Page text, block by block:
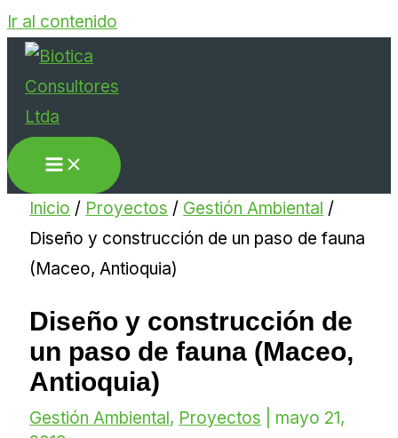
Ir al contenido
Inicio / Proyectos / Gestión Ambiental /
Diseño y construcción de un paso de fauna
(Maceo, Antioquia)
Diseño y construcción de
un paso de fauna (Maceo,
Antioquia)
Gestión Ambiental, Proyectos
mayo 21,